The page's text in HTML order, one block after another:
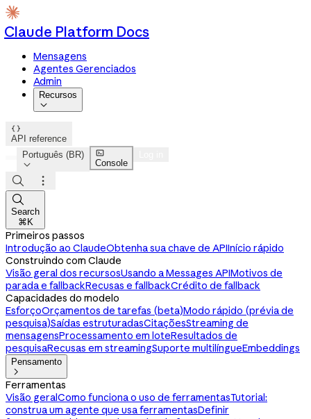
Claude Platform Docs
Mensagens
Agentes Gerenciados
Admin
Recursos


API reference
Português (BR)


Console



Search
⌘K
Primeiros passos
Introdução ao ClaudeObtenha sua chave de APIInício rápido
Construindo com Claude
Visão geral dos recursosUsando a Messages APIMotivos de
parada e fallbackRecusas e fallbackCrédito de fallback
Capacidades do modelo
EsforçoOrçamentos de tarefas (beta)Modo rápido (prévia de
pesquisa)Saídas estruturadasCitaçõesStreaming de
mensagensProcessamento em loteResultados de
pesquisaRecusas em streamingSuporte multilíngueEmbeddings
Pensamento

Ferramentas
Visão geralComo funciona o uso de ferramentasTutorial:
construa um agente que usa ferramentasDefinir